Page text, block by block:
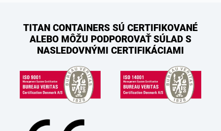
TITAN CONTAINERS SÚ CERTIFIKOVANÉ
ALEBO MÔŽU PODPOROVAŤ SÚLAD S
NASLEDOVNÝMI CERTIFIKÁCIAMI